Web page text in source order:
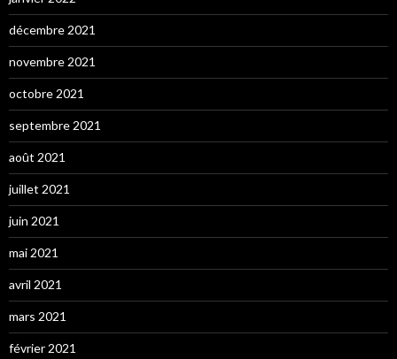
décembre 2021
novembre 2021
octobre 2021
septembre 2021
août 2021
juillet 2021
juin 2021
mai 2021
avril 2021
mars 2021
février 2021